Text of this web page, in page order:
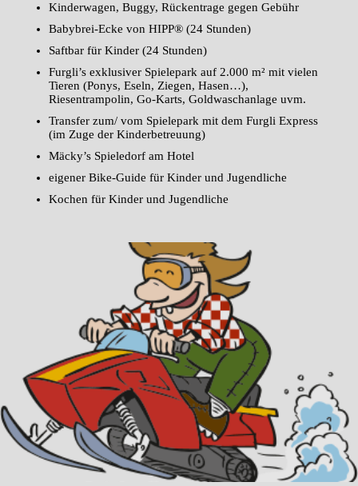
Kinderwagen, Buggy, Rückentrage gegen Gebühr
Babybrei-Ecke von HIPP® (24 Stunden)
Saftbar für Kinder (24 Stunden)
Furgli’s exklusiver Spielepark auf 2.000 m² mit vielen
Tieren (Ponys, Eseln, Ziegen, Hasen…),
Riesentrampolin, Go-Karts, Goldwaschanlage uvm.
Transfer zum/ vom Spielepark mit dem Furgli Express
(im Zuge der Kinderbetreuung)
Mäcky’s Spieledorf am Hotel
eigener Bike-Guide für Kinder und Jugendliche
Kochen für Kinder und Jugendliche